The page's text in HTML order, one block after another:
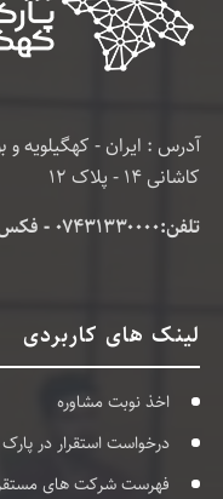
آدرس : ایران - کهگیلویه و
کاشانی 14 - پلاک 12
تلفن:۰۷۴۳۱۳۳۰۰۰۰ - فکس : 07433230553
لینک های کاربردی
اخذ نوبت مشاوره
درخواست استقرار در پارک
فهرست شرکت های